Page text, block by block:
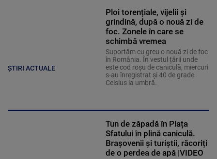
ȘTIRI ACTUALE
Ploi torențiale, vijelii și
grindină, după o nouă zi de
foc. Zonele în care se
schimbă vremea
Suportăm cu greu o nouă zi de foc
în România. În vestul țării unde
este cod roșu de caniculă, miercuri
s-au înregistrat și 40 de grade
Celsius la umbră.
Tun de zăpadă în Piața
Sfatului în plină caniculă.
Brașovenii și turiștii, răcoriți
de o perdea de apă |VIDEO